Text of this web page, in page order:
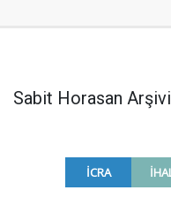
Sabit Horasan Arşivi